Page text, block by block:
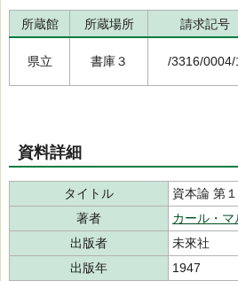
所蔵館 所蔵場所 請求記号
県立 書庫３ /3316/0004/
資料詳細
タイトル
資本論 第
著者
カール・マ
出版者
未來社
出版年
1947